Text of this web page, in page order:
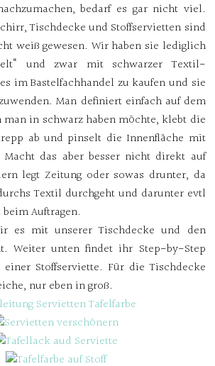
bedarf es gar nicht viel.
Tischdecke und Stoffservietten sind
weiß gewesen. Wir haben sie lediglich
und zwar mit schwarzer Textil-
im Bastelfachhandel zu kaufen und sie
Man definiert einfach auf dem
in schwarz haben möchte, klebt die
ab und pinselt die Innenfläche mit
Macht das aber besser nicht direkt auf
legt Zeitung oder sowas drunter, da
Textil durchgeht und darunter evtl
Auftragen.
es mit unserer Tischdecke und den
Weiter unten findet ihr Step-by-Step
Stoffserviette. Für die Tischdecke
nur eben in groß.